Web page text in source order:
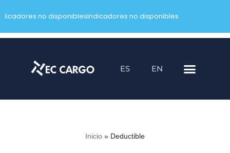
al
no disponiblesIndicadores no disponibles
ES EN
Inicio » Deductible